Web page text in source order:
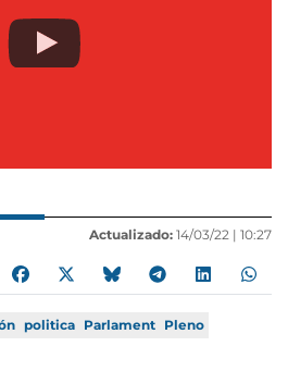
Actualizado: 14/03/22 | 10:27
politica Parlament Pleno